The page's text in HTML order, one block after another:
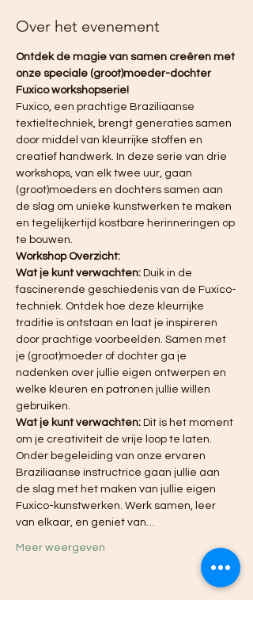
Over het evenement
Ontdek de magie van samen creëren met
onze speciale (groot)moeder-dochter
Fuxico workshopserie!
Fuxico, een prachtige Braziliaanse
textieltechniek, brengt generaties samen
door middel van kleurrijke stoffen en
creatief handwerk. In deze serie van drie
workshops, van elk twee uur, gaan
(groot)moeders en dochters samen aan
de slag om unieke kunstwerken te maken
en tegelijkertijd kostbare herinneringen op
te bouwen.
Workshop Overzicht:
Wat je kunt verwachten: Duik in de
fascinerende geschiedenis van de Fuxico-
techniek. Ontdek hoe deze kleurrijke
traditie is ontstaan en laat je inspireren
door prachtige voorbeelden. Samen met
je (groot)moeder of dochter ga je
nadenken over jullie eigen ontwerpen en
welke kleuren en patronen jullie willen
gebruiken.
Wat je kunt verwachten: Dit is het moment
om je creativiteit de vrije loop te laten.
Onder begeleiding van onze ervaren
Braziliaanse instructrice gaan jullie aan
de slag met het maken van jullie eigen
Fuxico-kunstwerken. Werk samen, leer
van elkaar, en geniet van…
Meer weergeven